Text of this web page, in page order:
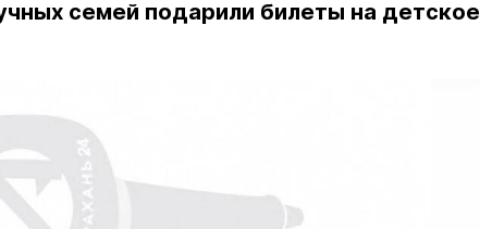
семей подарили билеты на детское